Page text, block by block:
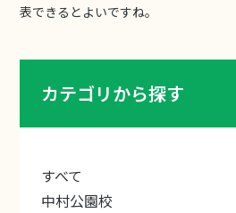
カテゴリから探す
すべて
中村公園校
表できるとよいですね。